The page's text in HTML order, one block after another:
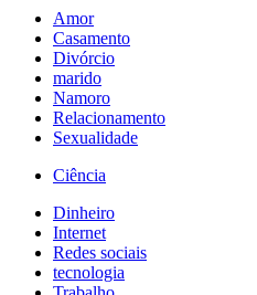
Amor
Casamento
Divórcio
marido
Namoro
Relacionamento
Sexualidade
Ciência
Dinheiro
Internet
Redes sociais
tecnologia